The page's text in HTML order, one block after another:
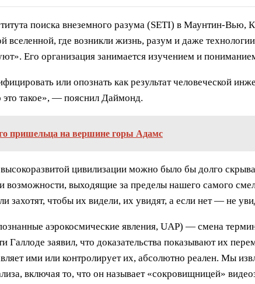
поиска внеземного разума (SETI) в Маунтин-Вью,
вселенной, где возникли жизнь, разум и даже
Его организация занимается изучением и
или опознать как результат человеческой
такое», — пояснил Даймонд.
пришельца на вершине горы Адамс
цивилизации можно было бы долго
выходящие за пределы нашего самого
захотят, чтобы их видели, их увидят, а если нет — не
аэрокосмические явления, UAP) — смена
Галлоде заявил, что доказательства показывают их
ими или контролирует их, абсолютно реален. Мы
включая то, что он называет «сокровищницей»